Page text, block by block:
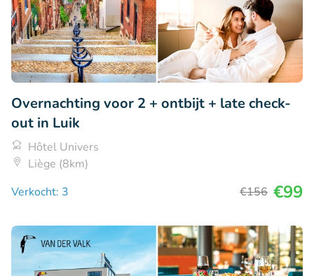
Overnachting voor 2 + ontbijt + late check-
out in Luik
Hôtel Univers
Liège (8km)
Verkocht: 3
€156 €99